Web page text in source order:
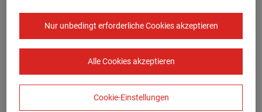
Nur unbedingt erforderliche Cookies akzeptieren
Alle Cookies akzeptieren
Cookie-Einstellungen